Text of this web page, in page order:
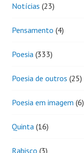
Notícias (23)
Pensamento (4)
Poesia (333)
Poesia de outros (25)
Poesia em imagem (6)
Quinta (16)
Rabisco (3)